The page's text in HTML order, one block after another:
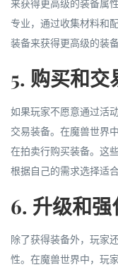
来获得更高级的装备属
专业，通过收集材料和
装备来获得更高级的装备
5. 购买和交
如果玩家不愿意通过活
交易装备。在魔兽世界
在拍卖行购买装备。这
根据自己的需求选择适
6. 升级和强
除了获得装备外，玩家
性。在魔兽世界中，玩